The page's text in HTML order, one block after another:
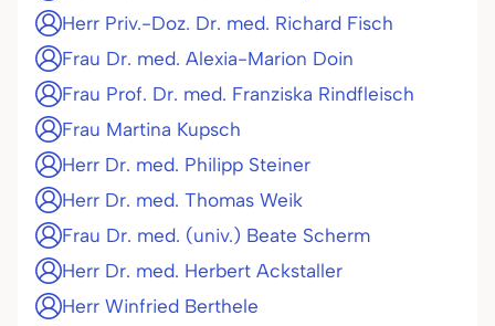
Herr Priv.-Doz. Dr. med. Richard Fisch
Frau Dr. med. Alexia-Marion Doin
Frau Prof. Dr. med. Franziska Rindfleisch
Frau Martina Kupsch
Herr Dr. med. Philipp Steiner
Herr Dr. med. Thomas Weik
Frau Dr. med. (univ.) Beate Scherm
Herr Dr. med. Herbert Ackstaller
Herr Winfried Berthele